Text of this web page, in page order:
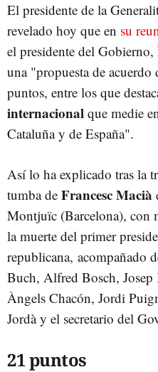
El presidente de la
revelado hoy que en su
el presidente del Gobierno,
una "propuesta de
puntos, entre los que
internacional que medie
Cataluña y de España".
Así lo ha explicado tras la
tumba de Francesc Macià
Montjuïc (Barcelona), con
la muerte del primer
republicana, acompañado
Buch, Alfred Bosch,
Àngels Chacón, Jordi
Jordà y el secretario del
21 puntos